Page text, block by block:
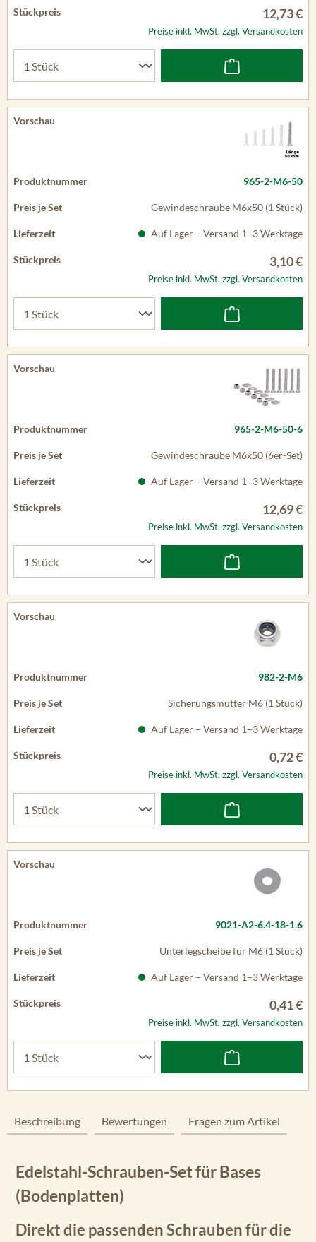
12,73 €
Preise inkl. MwSt. zzgl. Versandkosten
965-2-M6-50
Gewindeschraube M6x50 (1 Stück)
Auf Lager – Versand 1–3 Werktage
3,10 €
Preise inkl. MwSt. zzgl. Versandkosten
965-2-M6-50-6
Gewindeschraube M6x50 (6er-Set)
Auf Lager – Versand 1–3 Werktage
12,69 €
Preise inkl. MwSt. zzgl. Versandkosten
982-2-M6
Sicherungsmutter M6 (1 Stück)
Auf Lager – Versand 1–3 Werktage
0,72 €
Preise inkl. MwSt. zzgl. Versandkosten
9021-A2-6.4-18-1.6
Unterlegscheibe für M6 (1 Stück)
Auf Lager – Versand 1–3 Werktage
0,41 €
Preise inkl. MwSt. zzgl. Versandkosten
Beschreibung Bewertungen Fragen zum Artikel
Edelstahl-Schrauben-Set für Bases
(Bodenplatten)
Direkt die passenden Schrauben für die